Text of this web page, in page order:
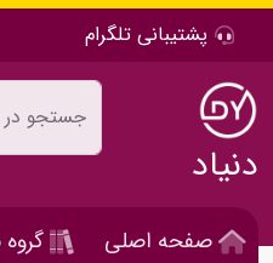
پشتیبانی تلگرام
دنیاد
صفحه اصلی گروه